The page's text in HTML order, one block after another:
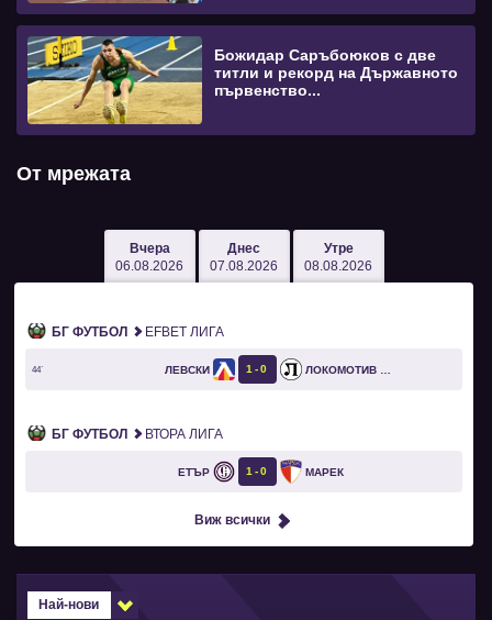
Божидар Саръбоюков с две
титли и рекорд на Държавното
първенство...
От мрежата
Вчера
06.08.2026
Днес
07.08.2026
Утре
08.08.2026
БГ ФУТБОЛ EFBET ЛИГА
44` ЛЕВСКИ 1 0
БГ ФУТБОЛ ВТОРА ЛИГА
ЕТЪР 1 0 МАРЕК
Виж всички
Най-нови